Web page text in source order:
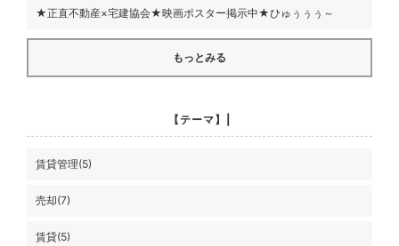
★正直不動産×宅建協会★映画ポスター掲示中★ひゅぅぅぅ～
もっとみる
【テーマ】|
賃貸管理(5)
売却(7)
賃貸(5)